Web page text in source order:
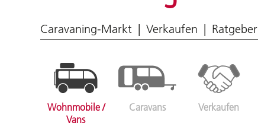
Caravaning-Markt Verkaufen Ratgeber
Wohnmobile /
Vans
Caravans Verkaufen